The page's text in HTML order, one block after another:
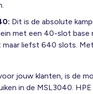
Dit is de absolute
met een 40-slot base
maar liefst 640 slots.
jouw klanten, is de
in de MSL3040.